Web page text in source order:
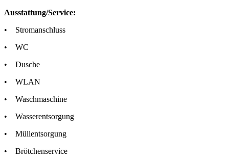
Ausstattung/Service:
• Stromanschluss
• WC
• Dusche
• WLAN
• Waschmaschine
• Wasserentsorgung
• Müllentsorgung
• Brötchenservice